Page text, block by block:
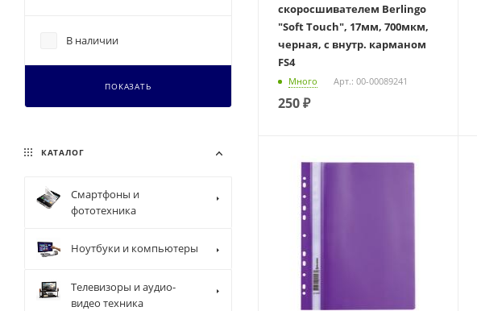
скоросшивателем Berlingo
"Soft Touch", 17мм, 700мкм,
черная, с внутр. карманом
FS4
Много Арт.: 00-00089241
250₽
В наличии
ПОКАЗАТЬ
КАТАЛОГ
Смартфоны и
фототехника
Ноутбуки и компьютеры
Телевизоры и аудио-
видео техника